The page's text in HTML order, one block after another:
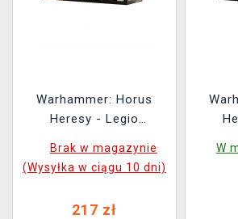
Warhammer: Horus
Heresy - Legio
Guard Sodality (6
figurek)
Brak w magazynie
(Wysyłka w ciągu 10 dni)
217 zł
W